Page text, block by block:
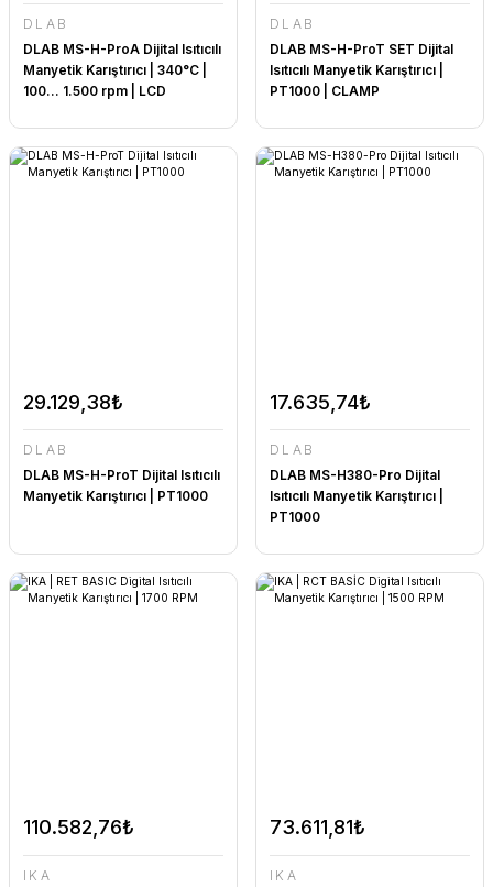
DLAB
DLAB MS-H-ProA Dijital Isıtıcılı
Manyetik Karıştırıcı | 340°C |
100... 1.500 rpm | LCD
DLAB
DLAB MS-H-ProT SET Dijital
Isıtıcılı Manyetik Karıştırıcı |
PT1000 | CLAMP
29.129,38₺
DLAB
DLAB MS-H-ProT Dijital Isıtıcılı
Manyetik Karıştırıcı | PT1000
17.635,74₺
DLAB
DLAB MS-H380-Pro Dijital
Isıtıcılı Manyetik Karıştırıcı |
PT1000
110.582,76₺
IKA
73.611,81₺
IKA